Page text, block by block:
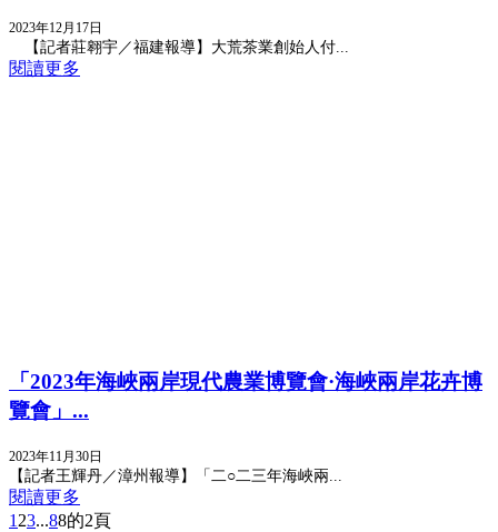
2023年12月17日
【記者莊翱宇／福建報導】大荒茶業創始人付...
閱讀更多
「2023年海峽兩岸現代農業博覽會·海峽兩岸花卉博
覽會」...
2023年11月30日
【記者王輝丹／漳州報導】「二○二三年海峽兩...
閱讀更多
123...88的2頁